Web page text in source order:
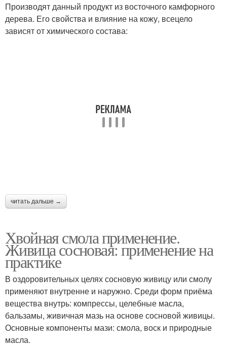
Производят данный продукт из восточного камфорного
дерева. Его свойства и влияние на кожу, всецело
зависят от химического состава:
читать дальше →
Хвойная смола применение.
Живица сосновая: применение на
практике
В оздоровительных целях сосновую живицу или смолу
применяют внутренне и наружно. Среди форм приёма
вещества внутрь: компрессы, целебные масла,
бальзамы, живичная мазь на основе сосновой живицы.
Основные компоненты мази: смола, воск и природные
масла.